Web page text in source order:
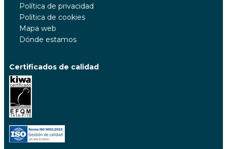
Política de privacidad
Política de cookies
Mapa web
Dónde estamos
Certificados de calidad